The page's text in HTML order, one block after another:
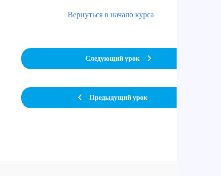
Предыдущий урок
Вернуться в начало курса
Следующий урок